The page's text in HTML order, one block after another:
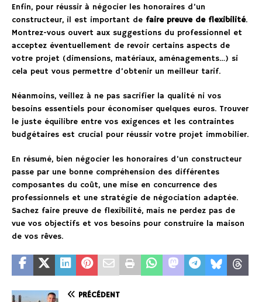
Enfin, pour réussir à négocier les honoraires d’un
constructeur, il est important de faire preuve de flexibilité.
Montrez-vous ouvert aux suggestions du professionnel et
acceptez éventuellement de revoir certains aspects de
votre projet (dimensions, matériaux, aménagements…) si
cela peut vous permettre d’obtenir un meilleur tarif.
Néanmoins, veillez à ne pas sacrifier la qualité ni vos
besoins essentiels pour économiser quelques euros. Trouver
le juste équilibre entre vos exigences et les contraintes
budgétaires est crucial pour réussir votre projet immobilier.
En résumé, bien négocier les honoraires d’un constructeur
passe par une bonne compréhension des différentes
composantes du coût, une mise en concurrence des
professionnels et une stratégie de négociation adaptée.
Sachez faire preuve de flexibilité, mais ne perdez pas de
vue vos objectifs et vos besoins pour construire la maison
de vos rêves.
PRÉCÉDENT